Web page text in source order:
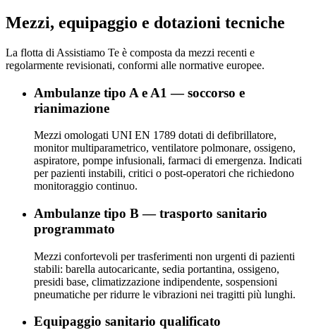
Mezzi, equipaggio e dotazioni tecniche
La flotta di Assistiamo Te è composta da mezzi recenti e
regolarmente revisionati, conformi alle normative europee.
Ambulanze tipo A e A1 — soccorso e
rianimazione
Mezzi omologati UNI EN 1789 dotati di defibrillatore,
monitor multiparametrico, ventilatore polmonare, ossigeno,
aspiratore, pompe infusionali, farmaci di emergenza. Indicati
per pazienti instabili, critici o post-operatori che richiedono
monitoraggio continuo.
Ambulanze tipo B — trasporto sanitario
programmato
Mezzi confortevoli per trasferimenti non urgenti di pazienti
stabili: barella autocaricante, sedia portantina, ossigeno,
presidi base, climatizzazione indipendente, sospensioni
pneumatiche per ridurre le vibrazioni nei tragitti più lunghi.
Equipaggio sanitario qualificato